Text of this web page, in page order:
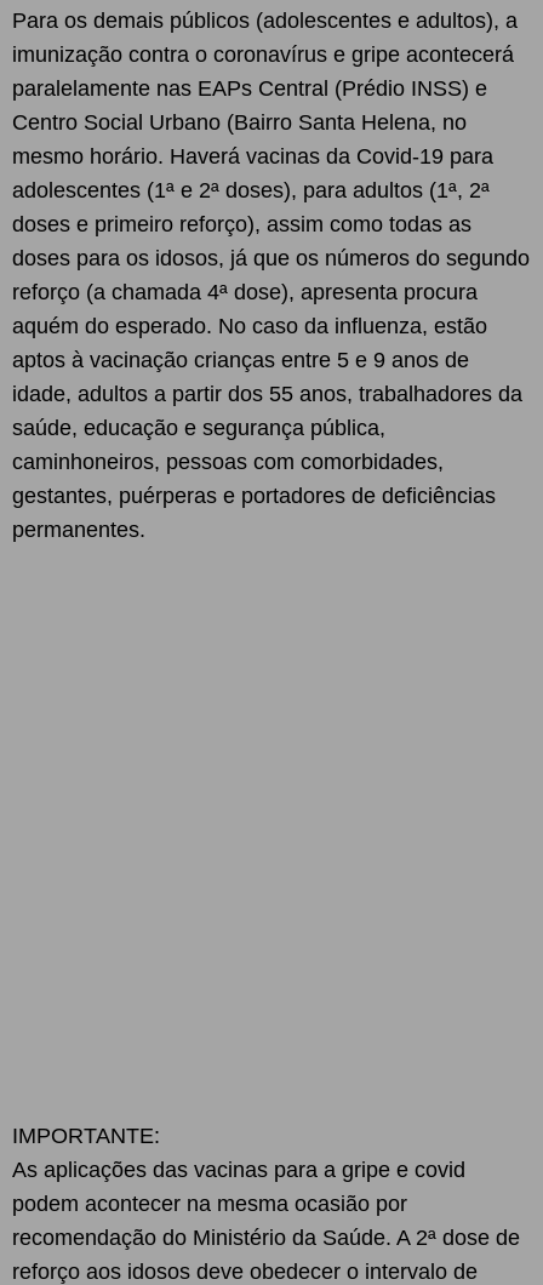
Para os demais públicos (adolescentes e adultos), a
imunização contra o coronavírus e gripe acontecerá
paralelamente nas EAPs Central (Prédio INSS) e
Centro Social Urbano (Bairro Santa Helena, no
mesmo horário. Haverá vacinas da Covid-19 para
adolescentes (1ª e 2ª doses), para adultos (1ª, 2ª
doses e primeiro reforço), assim como todas as
doses para os idosos, já que os números do segundo
reforço (a chamada 4ª dose), apresenta procura
aquém do esperado. No caso da influenza, estão
aptos à vacinação crianças entre 5 e 9 anos de
idade, adultos a partir dos 55 anos, trabalhadores da
saúde, educação e segurança pública,
caminhoneiros, pessoas com comorbidades,
gestantes, puérperas e portadores de deficiências
permanentes.
IMPORTANTE:
As aplicações das vacinas para a gripe e covid
podem acontecer na mesma ocasião por
recomendação do Ministério da Saúde. A 2ª dose de
reforço aos idosos deve obedecer o intervalo de